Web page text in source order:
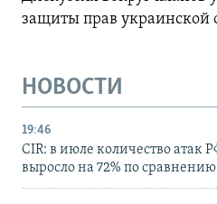
защиты прав
НОВОСТИ
19:46
CIR: в июле количество атак
выросло на 72% по